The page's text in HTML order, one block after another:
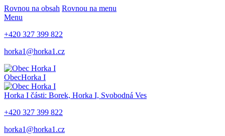
Rovnou na obsah Rovnou na menu
Menu
+420 327 399 822
horka1@horka1.cz
ObecHorka I
Horka I části: Borek, Horka I, Svobodná Ves
+420 327 399 822
horka1@horka1.cz